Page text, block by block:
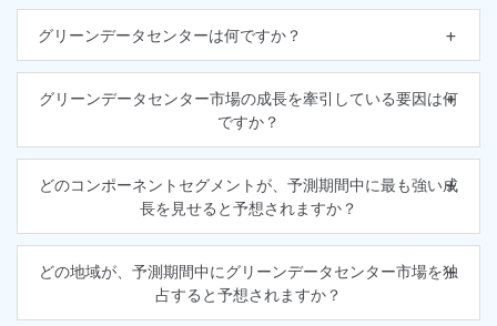
グリーンデータセンターは何ですか？
グリーンデータセンター市場の成長を牽引している要因は何
ですか？
どのコンポーネントセグメントが、予測期間中に最も強い成
長を見せると予想されますか？
どの地域が、予測期間中にグリーンデータセンター市場を独
占すると予想されますか？